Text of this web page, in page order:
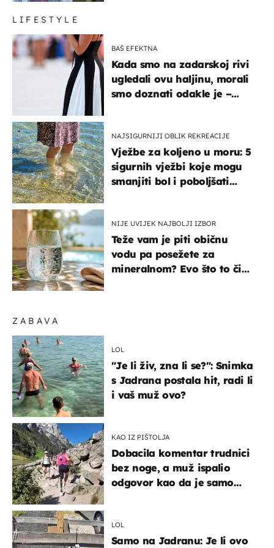
ZABAVA
LOL
"Je li živ, zna li se?": Snimka
s Jadrana postala hit, radi li
i vaš muž ovo?
KAO IZ PIŠTOLJA
Dobacila komentar trudnici
bez noge, a muž ispalio
odgovor kao da je samo
LOL
Samo na Jadranu: Je li ovo
LIFESTYLE
BAŠ EFEKTNA
Kada smo na zadarskoj rivi
ugledali ovu haljinu, morali
smo doznati odakle je –
NAJSIGURNIJI OBLIK REKREACIJE
Vježbe za koljeno u moru: 5
sigurnih vježbi koje mogu
smanjiti bol i poboljšati
NIJE UVIJEK NAJBOLJI IZBOR
Teže vam je piti običnu
vodu pa posežete za
mineralnom? Evo što to čini